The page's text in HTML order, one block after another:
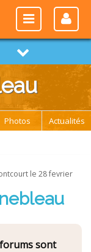
Photos Actualités
le 28 fevrier
sont